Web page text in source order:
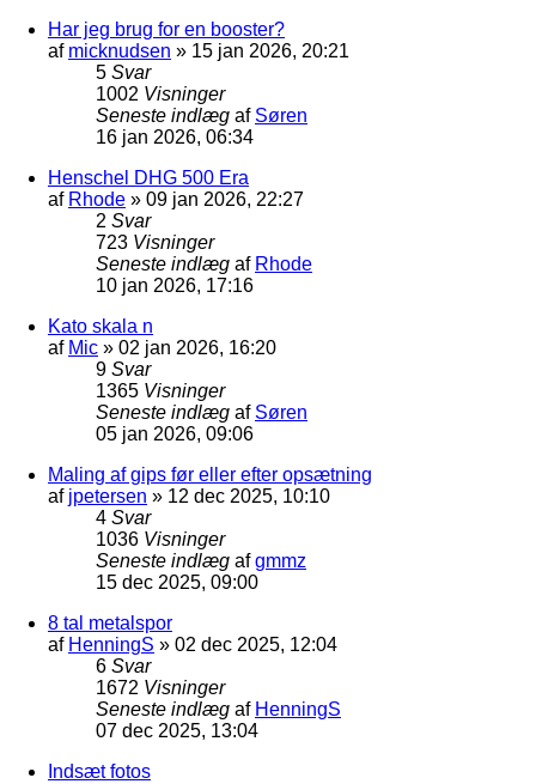
Har jeg brug for en booster?
af micknudsen » 15 jan 2026, 20:21
5 Svar
1002 Visninger
Seneste indlæg af Søren
16 jan 2026, 06:34
Henschel DHG 500 Era
af Rhode » 09 jan 2026, 22:27
2 Svar
723 Visninger
Seneste indlæg af Rhode
10 jan 2026, 17:16
Kato skala n
af Mic » 02 jan 2026, 16:20
9 Svar
1365 Visninger
Seneste indlæg af Søren
05 jan 2026, 09:06
Maling af gips før eller efter opsætning
af jpetersen » 12 dec 2025, 10:10
4 Svar
1036 Visninger
Seneste indlæg afgmmz
15 dec 2025, 09:00
8 tal metalspor
af HenningS » 02 dec 2025, 12:04
6 Svar
1672 Visninger
Seneste indlæg af HenningS
07 dec 2025, 13:04
Indsæt fotos